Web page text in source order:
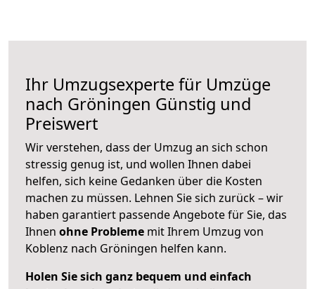
Ihr Umzugsexperte für Umzüge
nach Gröningen Günstig und
Preiswert
Wir verstehen, dass der Umzug an sich schon
stressig genug ist, und wollen Ihnen dabei
helfen, sich keine Gedanken über die Kosten
machen zu müssen. Lehnen Sie sich zurück – wir
haben garantiert passende Angebote für Sie, das
Ihnen ohne Probleme mit Ihrem Umzug von
Koblenz nach Gröningen helfen kann.
Holen Sie sich ganz bequem und einfach